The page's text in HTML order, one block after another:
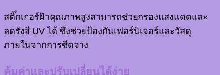
สติ๊กเกอร์ฝ้าคุณภาพสูงสามารถช่วยกรองแสงแดดและ
ลดรังสี UV ได้ ซึ่งช่วยป้องกันเฟอร์นิเจอร์และวัสดุ
ภายในจากการซีดจาง
คุ้มค่าและปรับเปลี่ยนได้ง่าย